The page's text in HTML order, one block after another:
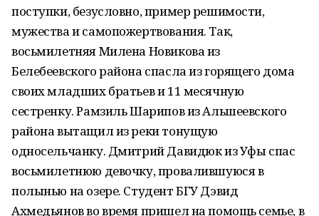
поступки, безусловно, пример решимости,
мужества и самопожертвования. Так,
восьмилетняя Милена Новикова из
Белебеевского района спасла из горящего дома
своих младших братьев и 11 месячную
сестренку. Рамзиль Шарипов из Альшеевского
района вытащил из реки тонущую
односельчанку. Дмитрий Давидюк из Уфы спас
восьмилетнюю девочку, провалившуюся в
полынью на озере. Студент БГУ Дэвид
Ахмедьянов во время пришел на помощь семье, в